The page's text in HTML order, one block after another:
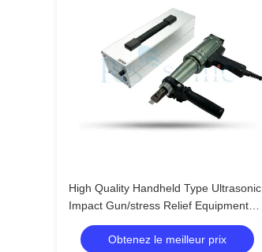
High Quality Handheld Type Ultrasonic
Impact Gun/stress Relief Equipment
Ultrasonic Impact Treatment
Obtenez le meilleur prix